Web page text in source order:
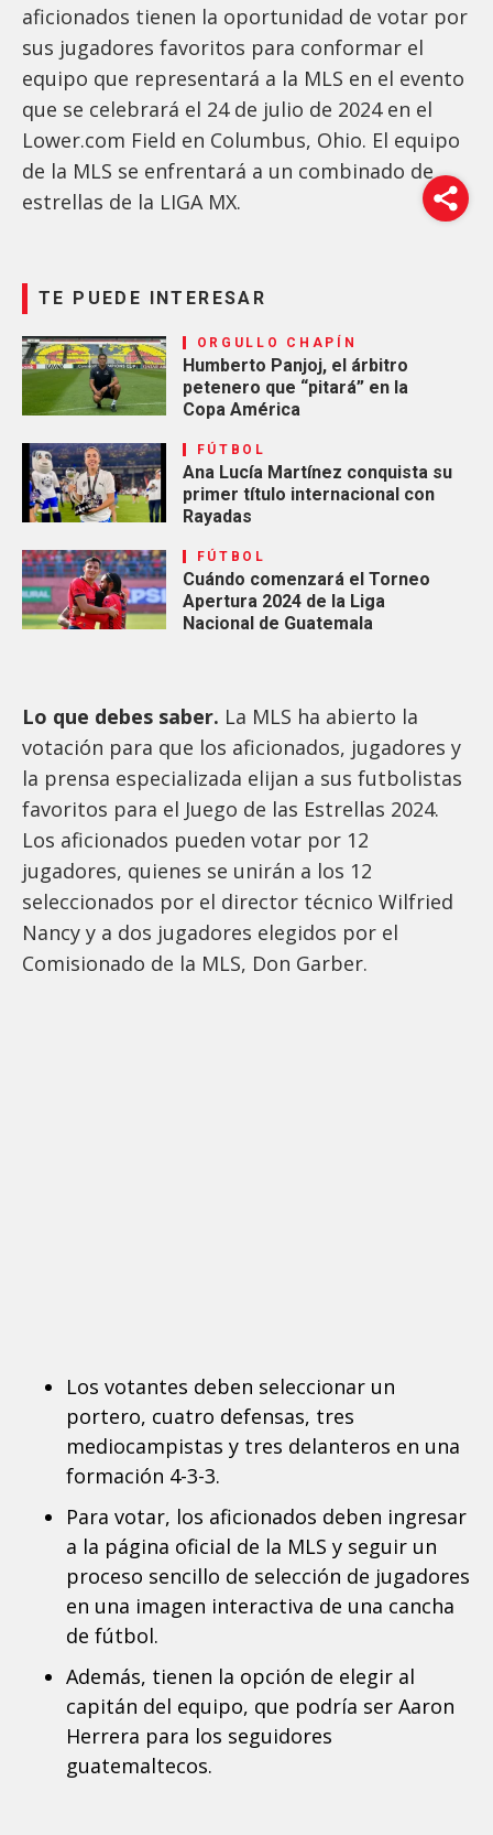
aficionados tienen la oportunidad de votar por
sus jugadores favoritos para conformar el
equipo que representará a la MLS en el evento
que se celebrará el 24 de julio de 2024 en el
Lower.com Field en Columbus, Ohio. El equipo
de la MLS se enfrentará a un combinado de
estrellas de la LIGA MX.
TE PUEDE INTERESAR
ORGULLO CHAPÍN
Humberto Panjoj, el árbitro
petenero que “pitará” en la
Copa América
FÚTBOL
Ana Lucía Martínez conquista su
primer título internacional con
Rayadas
FÚTBOL
Cuándo comenzará el Torneo
Apertura 2024 de la Liga
Nacional de Guatemala
Lo que debes saber. La MLS ha abierto la
votación para que los aficionados, jugadores y
la prensa especializada elijan a sus futbolistas
favoritos para el Juego de las Estrellas 2024.
Los aficionados pueden votar por 12
jugadores, quienes se unirán a los 12
seleccionados por el director técnico Wilfried
Nancy y a dos jugadores elegidos por el
Comisionado de la MLS, Don Garber.
Los votantes deben seleccionar un
portero, cuatro defensas, tres
mediocampistas y tres delanteros en una
formación 4-3-3.
Para votar, los aficionados deben ingresar
a la página oficial de la MLS y seguir un
proceso sencillo de selección de jugadores
en una imagen interactiva de una cancha
de fútbol.
Además, tienen la opción de elegir al
capitán del equipo, que podría ser Aaron
Herrera para los seguidores
guatemaltecos.